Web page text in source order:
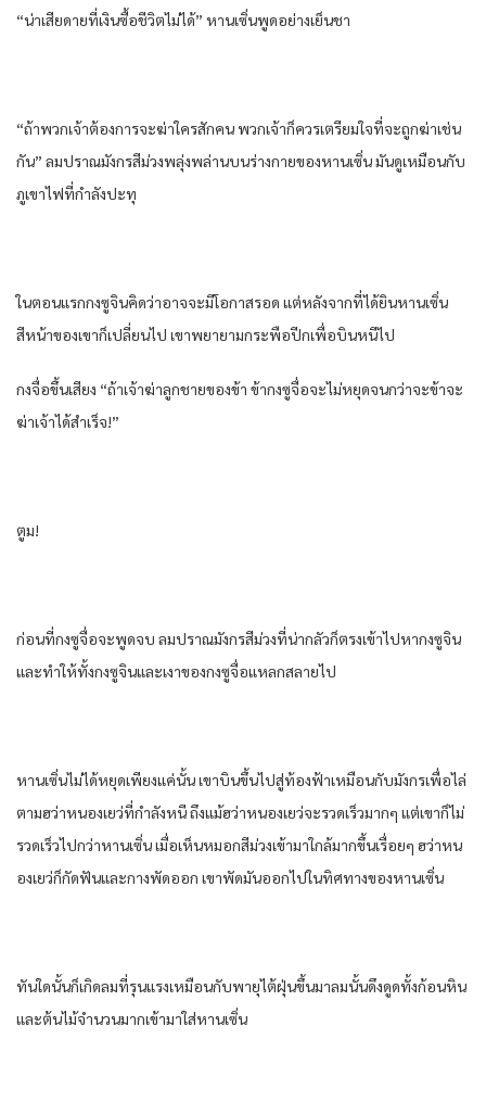
“น่าเสียดายที่เงินซื้อชีวิตไม่ได้” หานเซิ่นพูดอย่างเย็นชา
“ถ้าพวกเจ้าต้องการจะฆ่าใครสักคน พวกเจ้าก็ควรเตรียมใจที่จะถูกฆ่าเช่น
กัน” ลมปราณมังกรสีม่วงพลุ่งพล่านบนร่างกายของหานเซิ่น มันดูเหมือนกับ
ภูเขาไฟที่กําลังปะทุ
ในตอนแรกกงซูจินคิดว่าอาจจะมีโอกาสรอด แต่หลังจากที่ได้ยินหานเซิ่น
สีหน้าของเขาก็เปลี่ยนไป เขาพยายามกระพือปีกเพื่อบินหนีไป
กงจื่อขึ้นเสียง “ถ้าเจ้าฆ่าลูกชายของข้า ข้ากงซูจื่อจะไม่หยุดจนกว่าจะข้าจะ
ฆ่าเจ้าได้สําเร็จ!”
ตูม!
ก่อนที่กงซูจื่อจะพูดจบ ลมปราณมังกรสีม่วงที่น่ากลัวก็ตรงเข้าไปหากงซูจิน
และทําให้ทั้งกงซูจินและเงาของกงซูจื่อแหลกสลายไป
หานเซิ่นไม่ได้หยุดเพียงแค่นั้น เขาบินขึ้นไปสู่ท้องฟ้าเหมือนกับมังกรเพื่อไล่
ตามฮว่าหนองเยว่ที่กําลังหนี ถึงแม้ฮว่าหนองเยว่จะรวดเร็วมากๆ แต่เขาก็ไม่
รวดเร็วไปกว่าหานเซิ่น เมื่อเห็นหมอกสีม่วงเข้ามาใกล้มากขึ้นเรื่อยๆ ฮว่าหน
องเยว่ก็กัดฟันและกางพัดออก เขาพัดมันออกไปในทิศทางของหานเซิ่น
ทันใดนั้นก็เกิดลมที่รุนแรงเหมือนกับพายุไต้ฝุ่นขึ้นมาลมนั้นดึงดูดทั้งก้อนหิน
และต้นไม้จํานวนมากเข้ามาใส่หานเซิ่น